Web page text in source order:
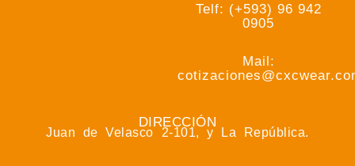
Telf: (+593) 96 942
0905
Mail:
DIRECCIÓN
Juan de Velasco 2-101, y La República.